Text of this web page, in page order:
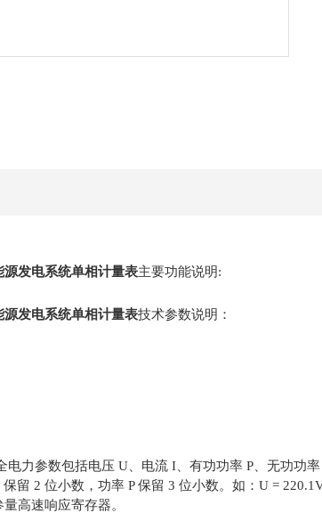
发电系统单相计量表主要功能说明:
发电系统单相计量表技术参数说明：
力参数包括电压 U、电流 I、有功功率 P、无功功
留 2 位小数，功率 P 保留 3 位小数。如：U =
高速响应寄存器。